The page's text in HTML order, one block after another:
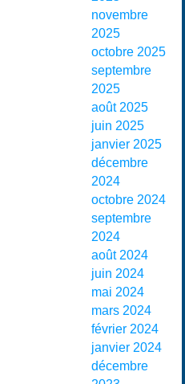
novembre
2025
octobre 2025
septembre
2025
août 2025
juin 2025
janvier 2025
décembre
2024
octobre 2024
septembre
2024
août 2024
juin 2024
mai 2024
mars 2024
février 2024
janvier 2024
décembre